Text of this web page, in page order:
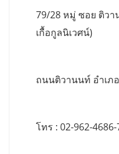
79/28 หมู่ ซอย ติว
เกื้อกูลนิเวศน์)
ถนนติวานนท์ อำเภ
โทร : 02-962-